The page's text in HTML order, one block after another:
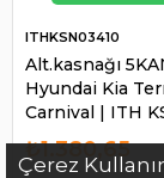
Alt.kasnağı
Hyundai Kia
Carnival | ITH
ITHKSN03410
₺1.380,65
Çerez